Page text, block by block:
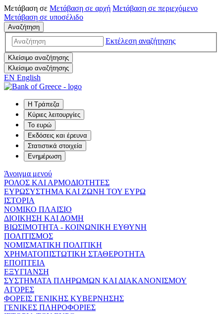
Μετάβαση σε Μετάβαση σε αρχή Μετάβαση σε περιεχόμενο
Μετάβαση σε υποσέλιδο
Αναζήτηση
Εκτέλεση αναζήτησης
Κλείσιμο αναζήτησης
Κλείσιμο αναζήτησης
EN English
Η Τράπεζα
Κύριες λειτουργίες
Το ευρώ
Εκδόσεις και έρευνα
Στατιστικά στοιχεία
Ενημέρωση
Άνοιγμα μενού
ΡΟΛΟΣ ΚΑΙ ΑΡΜΟΔΙΟΤΗΤΕΣ
ΕΥΡΩΣΥΣΤΗΜΑ ΚΑΙ ΖΩΝΗ ΤΟΥ ΕΥΡΩ
ΙΣΤΟΡΙΑ
ΝΟΜΙΚΟ ΠΛΑΙΣΙΟ
ΔΙΟΙΚΗΣΗ ΚΑΙ ΔΟΜΗ
ΒΙΩΣΙΜΟΤΗΤΑ - ΚΟΙΝΩΝΙΚΗ ΕΥΘΥΝΗ
ΠΟΛΙΤΙΣΜΟΣ
ΝΟΜΙΣΜΑΤΙΚΗ ΠΟΛΙΤΙΚΗ
ΧΡΗΜΑΤΟΠΙΣΤΩΤΙΚΗ ΣΤΑΘΕΡΟΤΗΤΑ
ΕΠΟΠΤΕΙΑ
ΕΞΥΓΙΑΝΣΗ
ΣΥΣΤΗΜΑΤΑ ΠΛΗΡΩΜΩΝ ΚΑΙ ΔΙΑΚΑΝΟΝΙΣΜΟΥ
ΑΓΟΡΕΣ
ΦΟΡΕΙΣ ΓΕΝΙΚΗΣ ΚΥΒΕΡΝΗΣΗΣ
ΓΕΝΙΚΕΣ ΠΛΗΡΟΦΟΡΙΕΣ